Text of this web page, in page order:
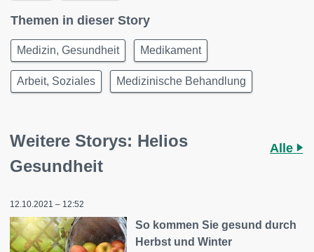
Themen in dieser Story
Medizin, Gesundheit Medikament
Arbeit, Soziales Medizinische Behandlung
Weitere Storys: Helios
Gesundheit
Alle
12.10.2021 – 12:52
So kommen Sie gesund durch
Herbst und Winter